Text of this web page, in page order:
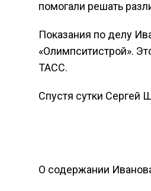
помогали решать
Показания по делу
«Олимпситистрой».
ТАСС.
Спустя сутки Сергей
О содержании